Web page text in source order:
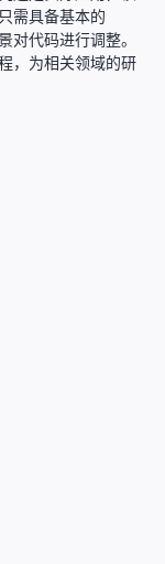
需具备基本的
对代码进行调整。
，为相关领域的研